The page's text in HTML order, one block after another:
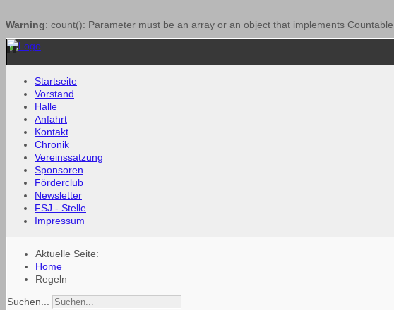
Warning: count(): Parameter must be an array or an object that implements
Startseite
Vorstand
Halle
Anfahrt
Kontakt
Chronik
Vereinssatzung
Sponsoren
Förderclub
Newsletter
FSJ - Stelle
Impressum
Aktuelle Seite:
Home
Regeln
Suchen...